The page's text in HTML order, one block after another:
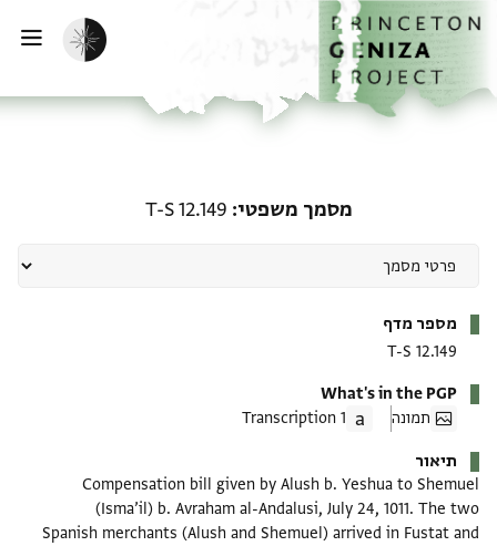
לתוכןהבית
הפעלת מצב כהה
מסמך משפטי T-S 12.149
מספר מדף
T-S 12.149
What's in the PGP
תמונה
1 Transcription
תיאור
Compensation bill given by Alush b. Yeshua to Shemuel
(Isma’il) b. Avraham al-Andalusi, July 24, 1011. The two
Spanish merchants (Alush and Shemuel) arrived in Fustat and